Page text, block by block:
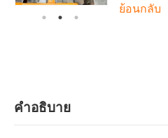
ย้อนกลับ
คำอธิบาย